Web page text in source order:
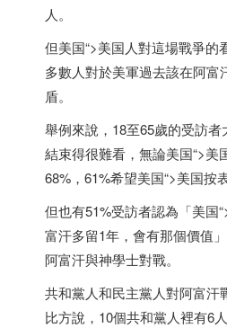
人。
但美国“>美国人對這場戰爭的
多數人對於美軍過去該在阿富
盾。
舉例來說，18至65歲的受訪
結束得很難看，無論美国“>美
68%，61%希望美国“>美国按
但也有51%受訪者認為「美国
富汗多留1年，會有那個價值
阿富汗與神學士對戰。
共和黨人和民主黨人對阿富汗
比方說，10個共和黨人裡有6